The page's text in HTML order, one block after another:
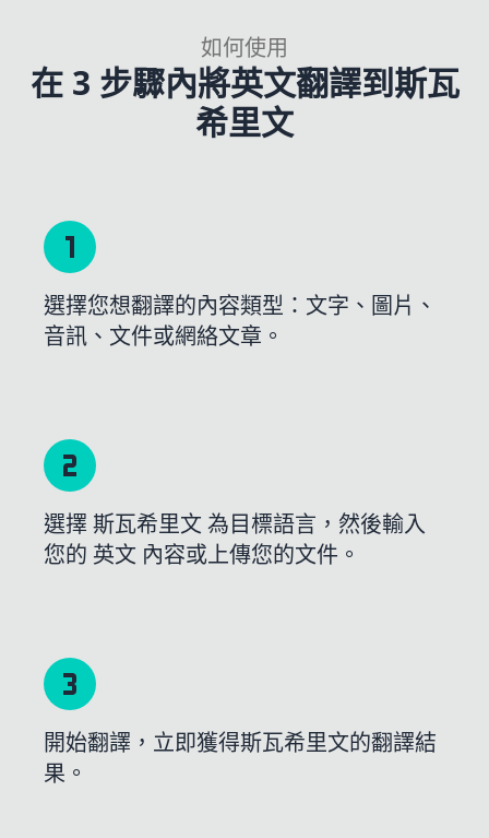
如何使用
在 3 步驟內將英文翻譯到斯瓦
希里文
選擇您想翻譯的內容類型：文字、圖片、
音訊、文件或網絡文章。
選擇 斯瓦希里文 為目標語言，然後輸入
您的 英文 內容或上傳您的文件。
開始翻譯，立即獲得斯瓦希里文的翻譯結
果。